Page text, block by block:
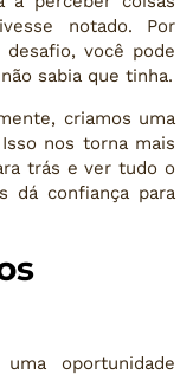
notado. Por
você pode
sabia que tinha.
criamos uma
nos torna mais
trás e ver tudo o
dá confiança para
oportunidade